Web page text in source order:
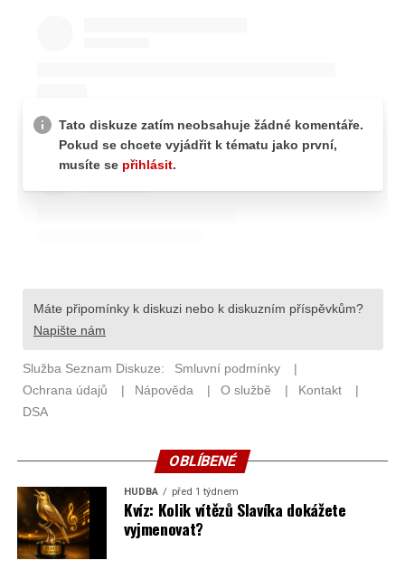
OBLÍBENÉ
HUDBA před 1 týdnem
Kvíz: Kolik vítězů Slavíka dokážete
vyjmenovat?